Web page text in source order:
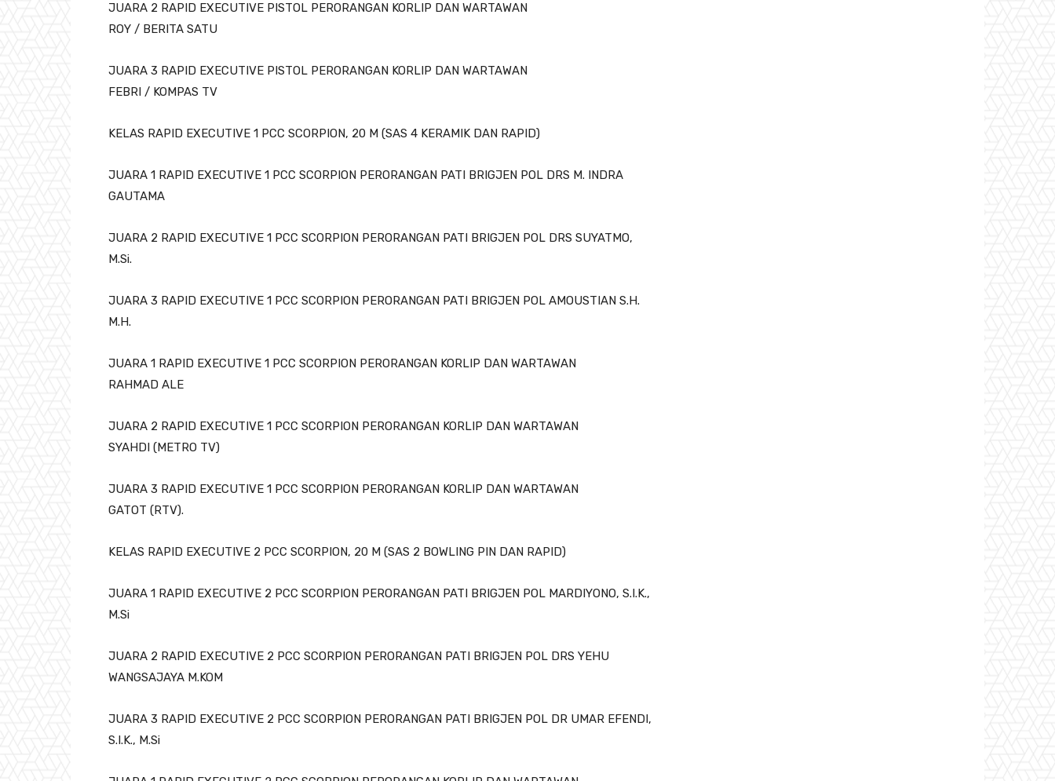
JUARA 2 RAPID EXECUTIVE PISTOL PERORANGAN KORLIP DAN WARTAWAN
ROY / BERITA SATU
JUARA 3 RAPID EXECUTIVE PISTOL PERORANGAN KORLIP DAN WARTAWAN
FEBRI / KOMPAS TV
KELAS RAPID EXECUTIVE 1 PCC SCORPION, 20 M (SAS 4 KERAMIK DAN RAPID)
JUARA 1 RAPID EXECUTIVE 1 PCC SCORPION PERORANGAN PATI BRIGJEN POL DRS M. INDRA
GAUTAMA
JUARA 2 RAPID EXECUTIVE 1 PCC SCORPION PERORANGAN PATI BRIGJEN POL DRS SUYATMO,
M.Si.
JUARA 3 RAPID EXECUTIVE 1 PCC SCORPION PERORANGAN PATI BRIGJEN POL AMOUSTIAN S.H.
M.H.
JUARA 1 RAPID EXECUTIVE 1 PCC SCORPION PERORANGAN KORLIP DAN WARTAWAN
RAHMAD ALE
JUARA 2 RAPID EXECUTIVE 1 PCC SCORPION PERORANGAN KORLIP DAN WARTAWAN
SYAHDI (METRO TV)
JUARA 3 RAPID EXECUTIVE 1 PCC SCORPION PERORANGAN KORLIP DAN WARTAWAN
GATOT (RTV).
KELAS RAPID EXECUTIVE 2 PCC SCORPION, 20 M (SAS 2 BOWLING PIN DAN RAPID)
JUARA 1 RAPID EXECUTIVE 2 PCC SCORPION PERORANGAN PATI BRIGJEN POL MARDIYONO, S.I.K.,
M.Si
JUARA 2 RAPID EXECUTIVE 2 PCC SCORPION PERORANGAN PATI BRIGJEN POL DRS YEHU
WANGSAJAYA M.KOM
JUARA 3 RAPID EXECUTIVE 2 PCC SCORPION PERORANGAN PATI BRIGJEN POL DR UMAR EFENDI,
S.I.K., M.Si